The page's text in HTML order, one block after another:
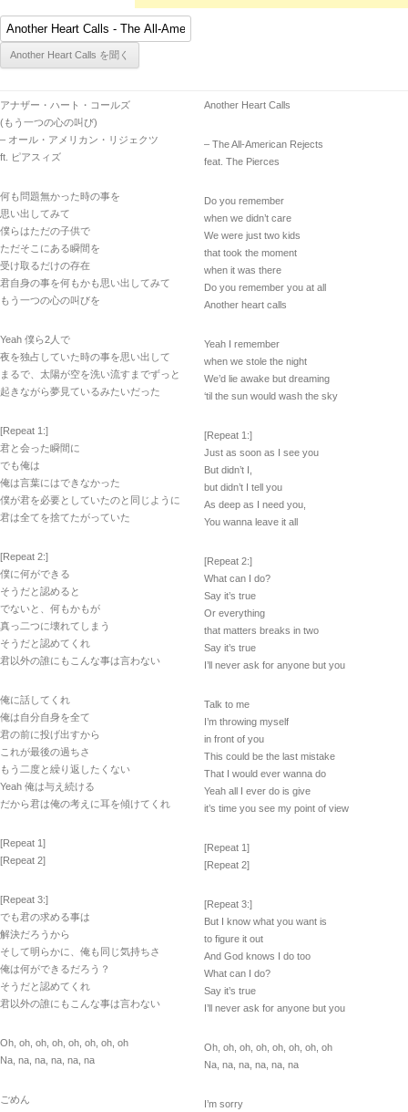
アナザー・ハート・コールズ
(もう一つの心の叫び)
– オール・アメリカン・リジェクツ
ft. ピアスィズ
何も問題無かった時の事を
思い出してみて
僕らはただの子供で
ただそこにある瞬間を
受け取るだけの存在
君自身の事を何もかも思い出してみて
もう一つの心の叫びを
Yeah 僕ら2人で
夜を独占していた時の事を思い出して
まるで、太陽が空を洗い流すまでずっと
起きながら夢見ているみたいだった
[Repeat 1:]
君と会った瞬間に
でも俺は
俺は言葉にはできなかった
僕が君を必要としていたのと同じように
君は全てを捨てたがっていた
[Repeat 2:]
僕に何ができる
そうだと認めると
でないと、何もかもが
真っ二つに壊れてしまう
そうだと認めてくれ
君以外の誰にもこんな事は言わない
俺に話してくれ
俺は自分自身を全て
君の前に投げ出すから
これが最後の過ちさ
もう二度と繰り返したくない
Yeah 俺は与え続ける
だから君は俺の考えに耳を傾けてくれ
[Repeat 1]
[Repeat 2]
[Repeat 3:]
でも君の求める事は
解決だろうから
そして明らかに、俺も同じ気持ちさ
俺は何ができるだろう？
そうだと認めてくれ
君以外の誰にもこんな事は言わない
Oh, oh, oh, oh, oh, oh, oh, oh
Na, na, na, na, na, na
ごめん
Another Heart Calls
– The All-American Rejects
feat. The Pierces
Do you remember
when we didn’t care
We were just two kids
that took the moment
when it was there
Do you remember you at all
Another heart calls
Yeah I remember
when we stole the night
We’d lie awake but dreaming
‘til the sun would wash the sky
[Repeat 1:]
Just as soon as I see you
But didn’t I,
but didn’t I tell you
As deep as I need you,
You wanna leave it all
[Repeat 2:]
What can I do?
Say it’s true
Or everything
that matters breaks in two
Say it’s true
I’ll never ask for anyone but you
Talk to me
I’m throwing myself
in front of you
This could be the last mistake
That I would ever wanna do
Yeah all I ever do is give
it’s time you see my point of view
[Repeat 1]
[Repeat 2]
[Repeat 3:]
But I know what you want is
to figure it out
And God knows I do too
What can I do?
Say it’s true
I’ll never ask for anyone but you
Oh, oh, oh, oh, oh, oh, oh, oh
Na, na, na, na, na, na
I’m sorry